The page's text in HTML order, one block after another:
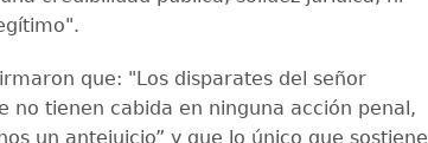
que: "Los disparates del señor
no tienen cabida en ninguna acción penal,
un antejuicio” y que lo único que sostiene